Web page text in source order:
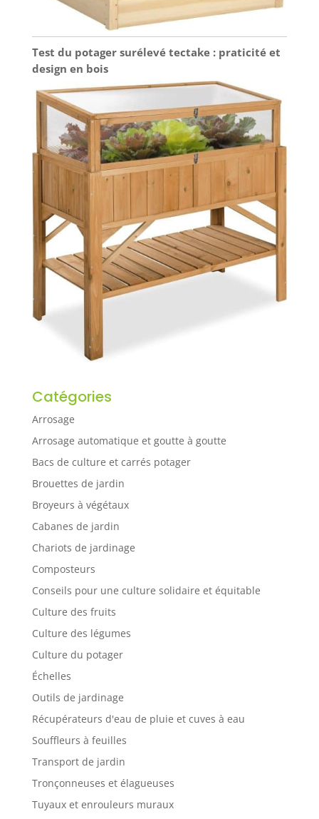
Test du potager surélevé tectake : praticité et
design en bois
Catégories
Arrosage
Arrosage automatique et goutte à goutte
Bacs de culture et carrés potager
Brouettes de jardin
Broyeurs à végétaux
Cabanes de jardin
Chariots de jardinage
Composteurs
Conseils pour une culture solidaire et équitable
Culture des fruits
Culture des légumes
Culture du potager
Échelles
Outils de jardinage
Récupérateurs d'eau de pluie et cuves à eau
Souffleurs à feuilles
Transport de jardin
Tronçonneuses et élagueuses
Tuyaux et enrouleurs muraux